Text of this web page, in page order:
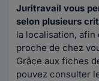
Juritravail vous
selon plusieurs
la localisation,
proche de chez
Grâce aux fiches
pouvez consulter